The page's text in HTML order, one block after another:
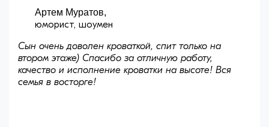
Артем Муратов,
юморист, шоумен
Сын очень доволен кроваткой, спит только на
втором этаже) Спасибо за отличную работу,
качество и исполнение кроватки на высоте! Вся
семья в восторге!